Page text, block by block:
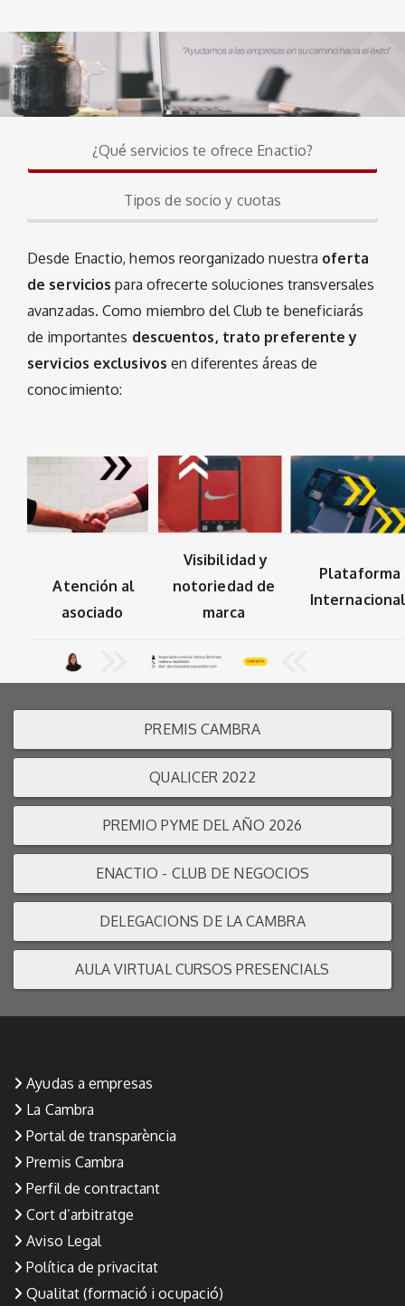
¿Qué servicios te ofrece Enactio?
Tipos de socio y cuotas
Desde Enactio, hemos reorganizado nuestra oferta
de servicios para ofrecerte soluciones transversales
avanzadas. Como miembro del Club te beneficiarás
de importantes descuentos, trato preferente y
servicios exclusivos en diferentes áreas de
conocimiento:
Atención al
asociado
Visibilidad y
notoriedad de
marca
Plataforma
PREMIS CAMBRA
QUALICER 2022
PREMIO PYME DEL AÑO 2026
ENACTIO - CLUB DE NEGOCIOS
DELEGACIONS DE LA CAMBRA
AULA VIRTUAL CURSOS PRESENCIALS
Ayudas a empresas
La Cambra
Portal de transparència
Premis Cambra
Perfil de contractant
Cort d’arbitratge
Aviso Legal
Política de privacitat
Qualitat (formació i ocupació)